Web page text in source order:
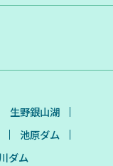
生野銀山湖
池原ダム
ダム